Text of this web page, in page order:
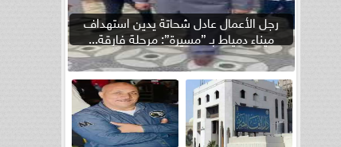
رجل الأعمال عادل شحاتة يدين استهداف
ميناء دمياط بـ ”مسيرة”: مرحلة فارقة...